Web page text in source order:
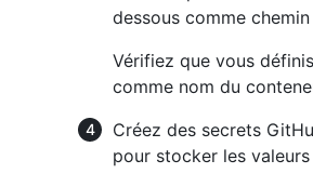
dessous comme
Vérifiez que vous
comme nom du
Créez des secrets
pour stocker les